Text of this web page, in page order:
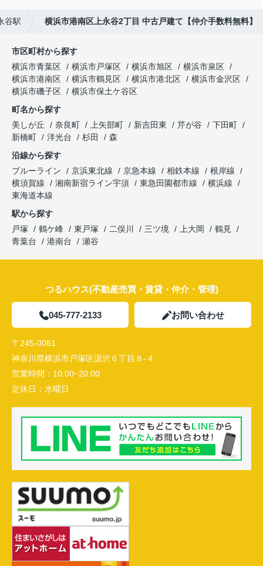
谷駅 横浜市港南区上永谷2丁目 中古戸建て【仲介手数料無料】
市区町村から探す
横浜市青葉区
横浜市戸塚区 横浜市旭区
横浜市泉区
横浜市港南区
横浜市鶴見区 横浜市港北区
横浜市金沢区
横浜市磯子区
横浜市保土ケ谷区
町名から探す
美しが丘
奈良町 上矢部町 新吉田東 芹が谷
下田町
新橋町
洋光台 杉田
森
沿線から探す
ブルーライン
京浜東北線 京急本線 相鉄本線
根岸線
横須賀線
湘南新宿ライン宇須 東急田園都市線
横浜線
東海道本線
駅から探す
戸塚
鶴ケ峰 東戸塚 二俣川 三ツ境 上大岡
鶴見
青葉台
港南台 瀬谷
つるハウス(不動産売買・賃貸・仲介・管理)
045-777-2133 お問い合わせ
〒245-0061
神奈川県横浜市戸塚区汲沢６丁目８-４
営業時間： 10:00~20:00
定休日： 水曜日